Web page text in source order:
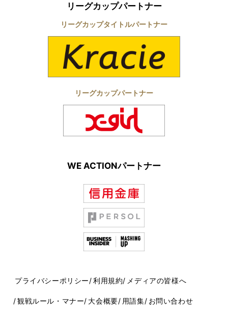
リーグカップパートナー
リーグカップタイトルパートナー
リーグカップパートナー
WE ACTIONパートナー
プライバシーポリシー 利用規約 メディアの皆様へ
観戦ルール・マナー 大会概要 用語集 お問い合わせ